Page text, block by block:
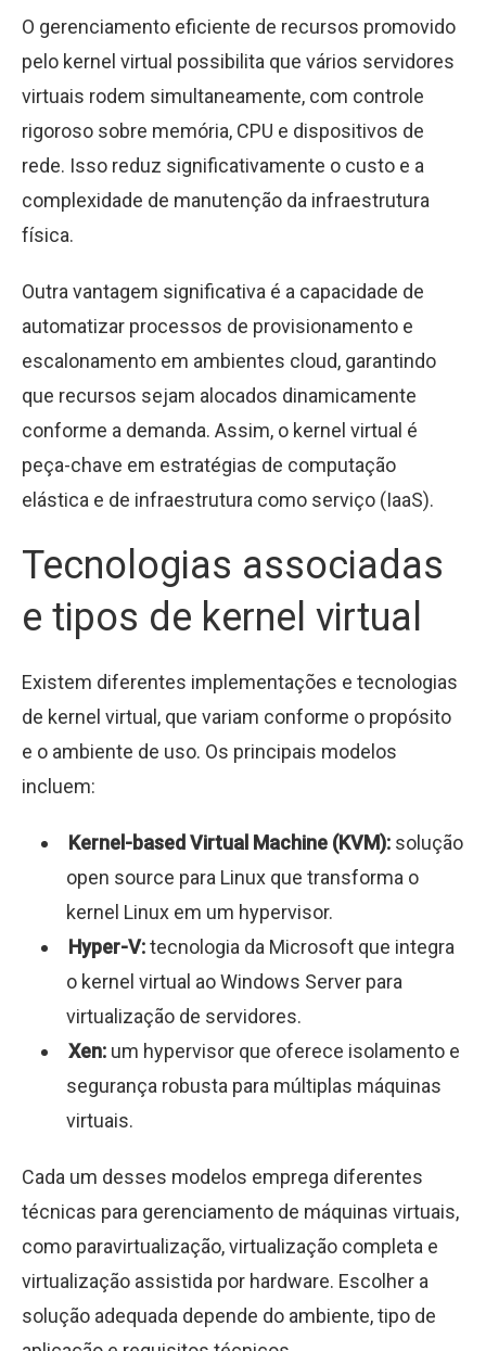
O gerenciamento eficiente de recursos promovido
pelo kernel virtual possibilita que vários servidores
virtuais rodem simultaneamente, com controle
rigoroso sobre memória, CPU e dispositivos de
rede. Isso reduz significativamente o custo e a
complexidade de manutenção da infraestrutura
física.
Outra vantagem significativa é a capacidade de
automatizar processos de provisionamento e
escalonamento em ambientes cloud, garantindo
que recursos sejam alocados dinamicamente
conforme a demanda. Assim, o kernel virtual é
peça-chave em estratégias de computação
elástica e de infraestrutura como serviço (IaaS).
Tecnologias associadas
e tipos de kernel virtual
Existem diferentes implementações e tecnologias
de kernel virtual, que variam conforme o propósito
e o ambiente de uso. Os principais modelos
incluem:
Kernel-based Virtual Machine (KVM): solução
open source para Linux que transforma o
kernel Linux em um hypervisor.
Hyper-V:tecnologia da Microsoft que integra
o kernel virtual ao Windows Server para
virtualização de servidores.
Xen: um hypervisor que oferece isolamento e
segurança robusta para múltiplas máquinas
virtuais.
Cada um desses modelos emprega diferentes
técnicas para gerenciamento de máquinas virtuais,
como paravirtualização, virtualização completa e
virtualização assistida por hardware. Escolher a
solução adequada depende do ambiente, tipo de